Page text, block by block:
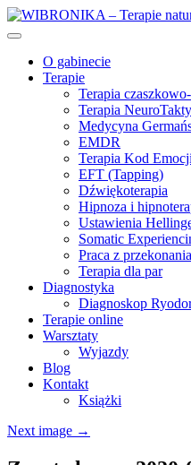
O gabinecie
Terapie
Terapia
Terapia
Medycyna
EMDR
Terapia Kod Emocji
EFT (Tapping)
Dźwiękoterapia
Hipnoza i
Ustawienia
Somatic
Praca z
Terapia dla par
Diagnostyka
Diagnoskop
Terapie online
Warsztaty
Wyjazdy
Blog
Kontakt
Książki
Next image →